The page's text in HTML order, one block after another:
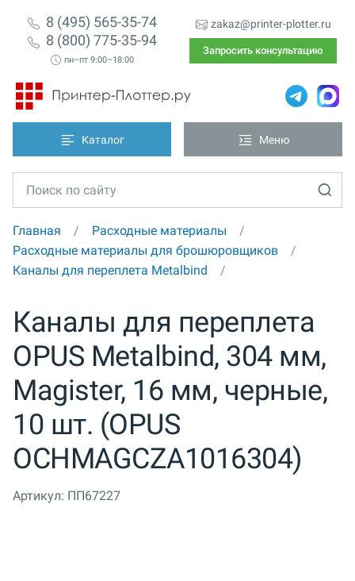
8 (495) 565-35-74
8 (800) 775-35-94
пн–пт 9:00–18:00
zakaz@printer-plotter.ru
Запросить консультацию
Каталог Меню
Главная
Расходные материалы
Расходные материалы для брошюровщиков
Каналы для переплета Metalbind
Каналы для переплета
OPUS Metalbind, 304 мм,
Magister, 16 мм, черные,
10 шт. (OPUS
OCHMAGCZA1016304)
Артикул: ПП67227